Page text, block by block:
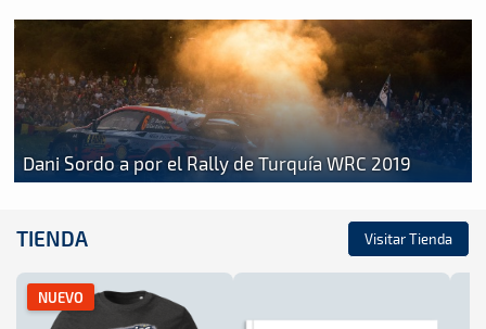
Dani Sordo a por el Rally de Turquía WRC 2019
TIENDA Visitar Tienda
NUEVO